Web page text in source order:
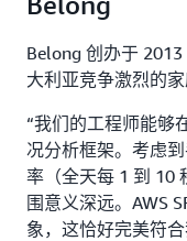
Belong 创办于
大利亚竞争激烈的家
“我们的工程师能够
况分析框架。考虑
率（全天每 1 到 10
围意义深远。AWS
象，这恰好完美符